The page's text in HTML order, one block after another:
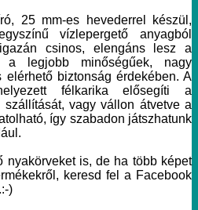
25 mm-es hevederrel készül,
vízlepergető anyagból
csinos, elengáns lesz a
legjobb minőségűek, nagy
elérhető biztonság érdekében. A
félkarika elősegíti a
szállítását, vagy vállon átvetve a
így szabadon játszhatunk
nyakörveket is, de ha több képet
keresd fel a Facebook
)